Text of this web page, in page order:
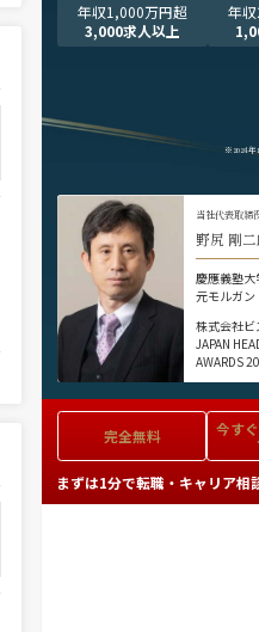
年収1,000万円超
3,000求人以上
年
※2024年
当社代表取締
野尻 剛
慶應義塾大
元モルガン
株式会社ビ
JAPAN
AWARDS
完全無料 今す
まずは1分で転職・キャリア相